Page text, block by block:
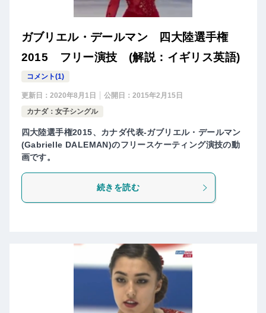
ガブリエル・デールマン 四大陸選手権
2015 フリー演技 (解説：イギリス英語)
コメント(1)
更新日： 2020年8月1日 公開日： 2015年2月15日
カナダ：女子シングル
四大陸選手権2015、カナダ代表-ガブリエル・デールマン
(Gabrielle DALEMAN)のフリースケーティング演技の動
画です。
続きを読む